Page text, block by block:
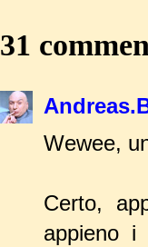
31
Wewee,
Certo,
appieno i